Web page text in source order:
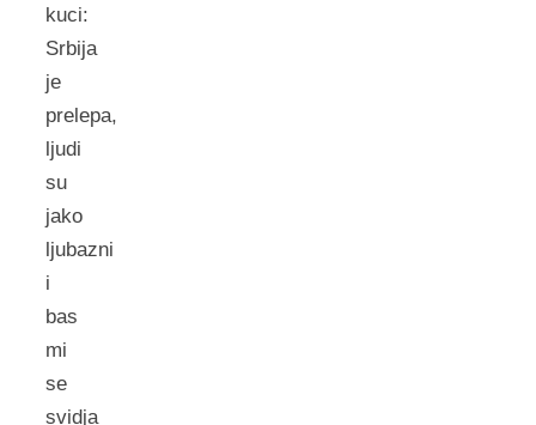
kuci:
Srbija
je
prelepa,
ljudi
su
jako
ljubazni
i
bas
mi
se
svidja